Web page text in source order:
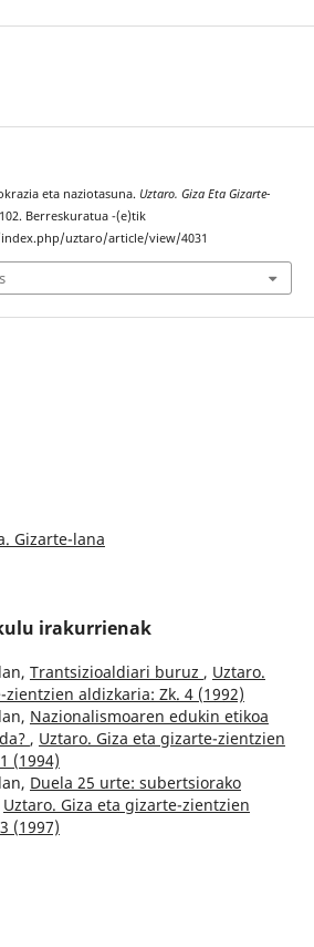
eta naziotasuna. Uztaro. Giza Eta Gizarte-
Berreskuratua -(e)tik
uztaro/article/view/4031
Gizarte-lana
irakurrienak
Trantsizioaldiari buruz , Uztaro.
aldizkaria: Zk. 4 (1992)
Nazionalismoaren edukin etikoa
, Uztaro. Giza eta gizarte-zientzien
(1994)
Duela 25 urte: subertsiorako
Uztaro. Giza eta gizarte-zientzien
(1997)